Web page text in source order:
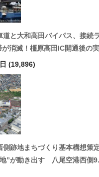
道と大和高田バイパス、接続
消滅！橿原高田IC開通後の
(19,896)
側跡地まちづくり基本構想策
”が動き出す 八尾空港西側